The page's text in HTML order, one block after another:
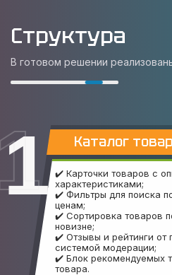
Структура
В готовом решении
Каталог
✔️ Карточки товаров с
характеристиками;
✔️ Фильтры для поиска
ценам;
✔️ Сортировка товаров
новизне;
✔️ Отзывы и рейтинги от
системой модерации;
✔️ Блок рекомендуемых
товара.